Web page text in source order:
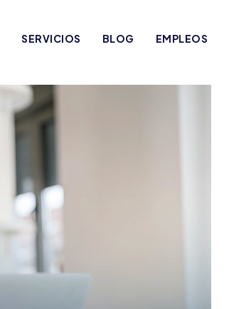
SERVICIOS BLOG EMPLEOS